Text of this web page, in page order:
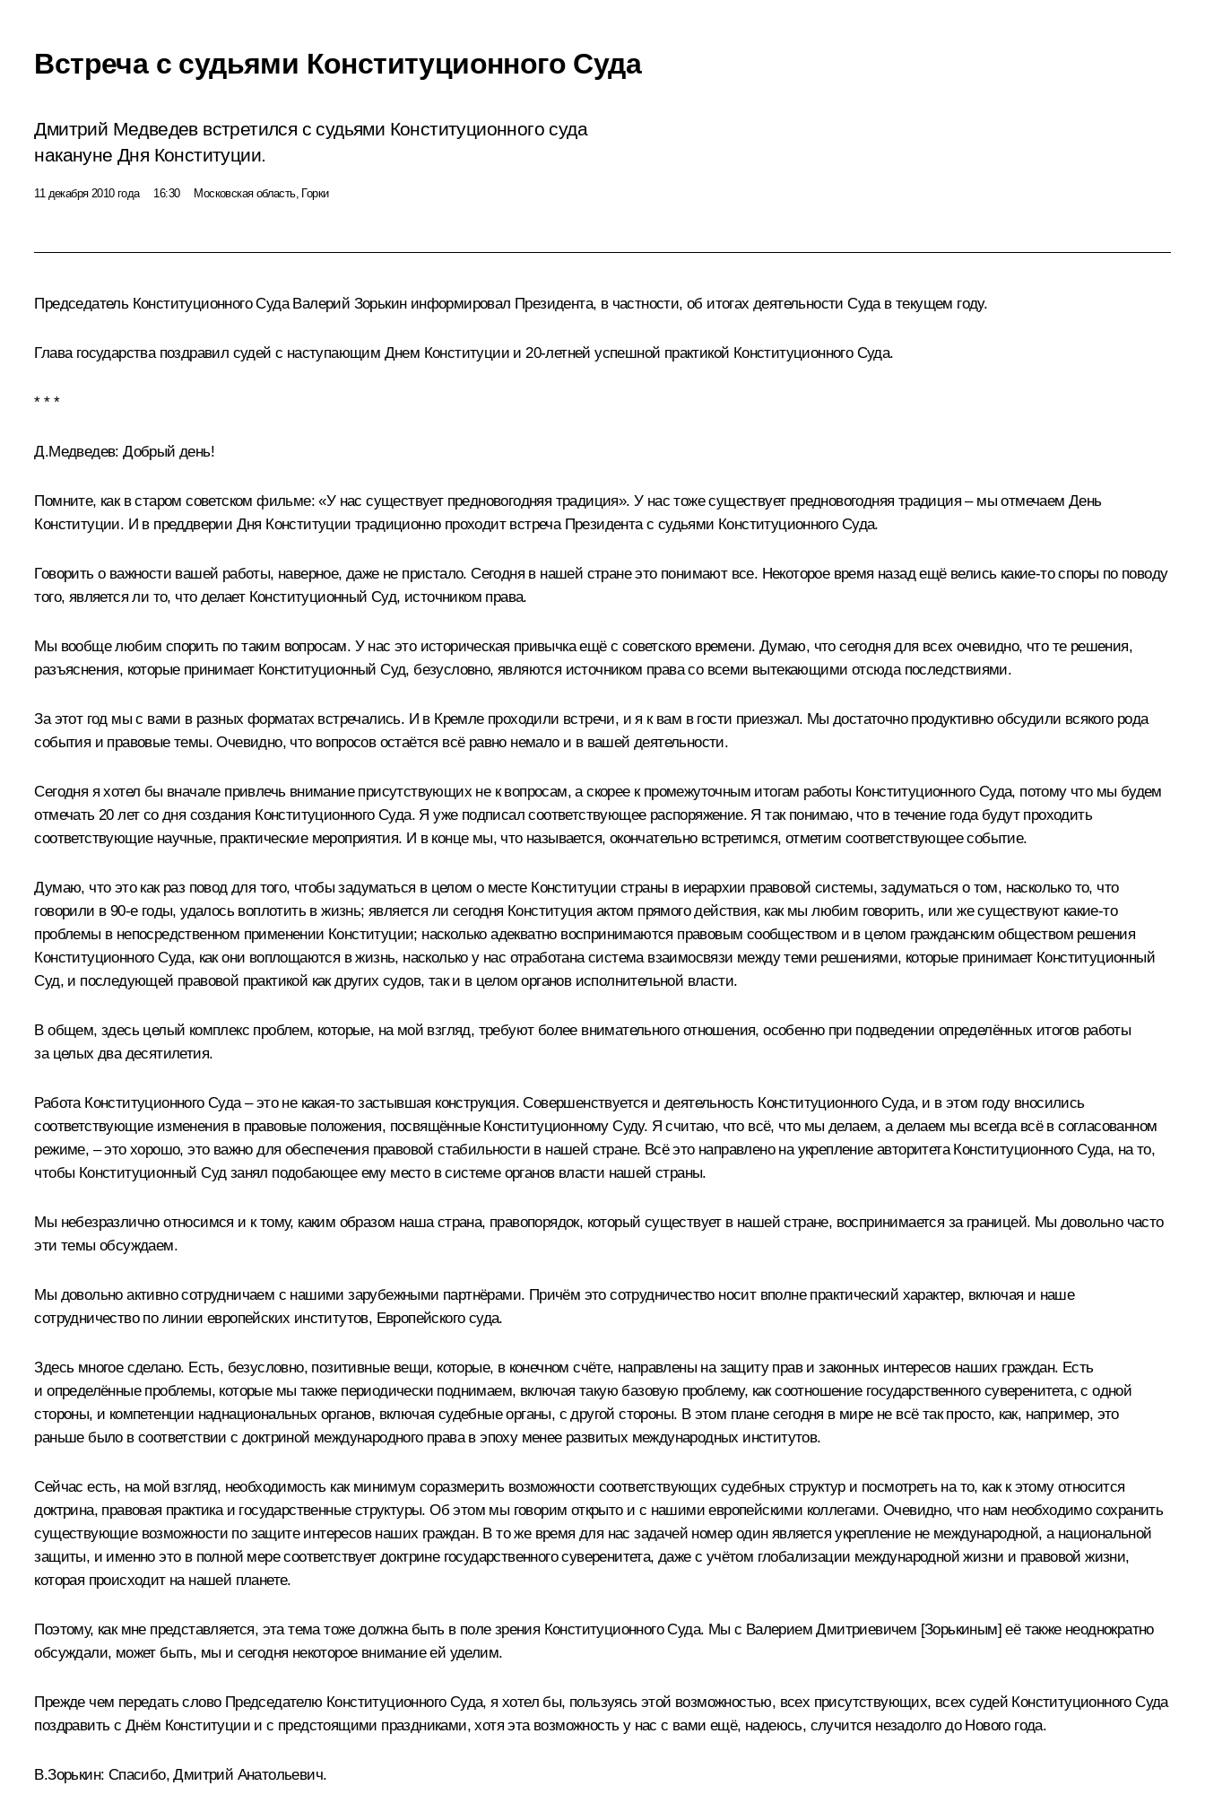
Встреча с судьями Конституционного Суда
Дмитрий Медведев встретился с судьями Конституционного суда
накануне Дня Конституции.
11 декабря 2010 года 16:30 Московская область, Горки
Председатель Конституционного Суда Валерий Зорькининформировал Президента, в частности, об итогах деятельности Суда в текущем году.
Глава государства поздравил судей с наступающим Днем Конституции и 20-летней успешной практикой Конституционного Суда.
* * *
Д.Медведев: Добрый день!
Помните, как в старом советском фильме: «У нас существует предновогодняя традиция». У нас тоже существует предновогодняя традиция – мы отмечаем День
Конституции. И в преддверии Дня Конституции традиционно проходит встреча Президента с судьями Конституционного Суда.
Говорить о важности вашей работы, наверное, даже не пристало. Сегодня в нашей стране это понимают все. Некоторое время назад ещё велись какие‑то споры по поводу
того, является ли то, что делает Конституционный Суд, источником права.
Мы вообще любим спорить по таким вопросам. У нас это историческая привычка ещё с советского времени. Думаю, что сегодня для всех очевидно, что те решения,
разъяснения, которые принимает Конституционный Суд, безусловно, являются источником права со всеми вытекающими отсюда последствиями.
За этот год мы с вами в разных форматах встречались. И в Кремле проходили встречи, и я к вам в гости приезжал. Мы достаточно продуктивно обсудили всякого рода
события и правовые темы. Очевидно, что вопросов остаётся всё равно немало и в вашей деятельности.
Сегодня я хотел бы вначале привлечь внимание присутствующих не к вопросам, а скорее к промежуточным итогам работы Конституционного Суда, потому что мы будем
отмечать 20 лет со дня создания Конституционного Суда. Я уже подписал соответствующее распоряжение. Я так понимаю, что в течение года будут проходить
соответствующие научные, практические мероприятия. И в конце мы, что называется, окончательно встретимся, отметим соответствующее событие.
Думаю, что это как раз повод для того, чтобы задуматься в целом о месте Конституции страны в иерархии правовой системы, задуматься о том, насколько то, что
говорили в 90-е годы, удалось воплотить в жизнь; является ли сегодня Конституция актом прямого действия, как мы любим говорить, или же существуют какие‑то
проблемы в непосредственном применении Конституции; насколько адекватно воспринимаются правовым сообществом и в целом гражданским обществом решения
Конституционного Суда, как они воплощаются в жизнь, насколько у нас отработана система взаимосвязи между теми решениями, которые принимает Конституционный
Суд, и последующей правовой практикой как других судов, так и в целом органов исполнительной власти.
В общем, здесь целый комплекс проблем, которые, на мой взгляд, требуют более внимательного отношения, особенно при подведении определённых итогов работы
за целых два десятилетия.
Работа Конституционного Суда – это не какая‑то застывшая конструкция. Совершенствуется и деятельность Конституционного Суда, и в этом году вносились
соответствующие изменения в правовые положения, посвящённые Конституционному Суду. Я считаю, что всё, что мы делаем, а делаем мы всегда всё в согласованном
режиме, – это хорошо, это важно для обеспечения правовой стабильности в нашей стране. Всё это направлено на укрепление авторитета Конституционного Суда, на то,
чтобы Конституционный Суд занял подобающее ему место в системе органов власти нашей страны.
Мы небезразлично относимся и к тому, каким образом наша страна, правопорядок, который существует в нашей стране, воспринимается за границей. Мы довольно часто
эти темы обсуждаем.
Мы довольно активно сотрудничаем с нашими зарубежными партнёрами. Причём это сотрудничество носит вполне практический характер, включая и наше
сотрудничество по линии европейских институтов, Европейского суда.
Здесь многое сделано. Есть, безусловно, позитивные вещи, которые, в конечном счёте, направлены на защиту прав и законных интересов наших граждан. Есть
и определённые проблемы, которые мы также периодически поднимаем, включая такую базовую проблему, как соотношение государственного суверенитета, с одной
стороны, и компетенции наднациональных органов, включая судебные органы, с другой стороны. В этом плане сегодня в мире не всё так просто, как, например, это
раньше было в соответствии с доктриной международного права в эпоху менее развитых международных институтов.
Сейчас есть, на мой взгляд, необходимость как минимум соразмерить возможности соответствующих судебных структур и посмотреть на то, как к этому относится
доктрина, правовая практика и государственные структуры. Об этом мы говорим открыто и с нашими европейскими коллегами. Очевидно, что нам необходимо сохранить
существующие возможности по защите интересов наших граждан. В то же время для нас задачей номер один является укрепление не международной, а национальной
защиты, и именно это в полной мере соответствует доктрине государственного суверенитета, даже с учётом глобализации международной жизни и правовой жизни,
которая происходит на нашей планете.
Поэтому, как мне представляется, эта тема тоже должна быть в поле зрения Конституционного Суда. Мы с Валерием Дмитриевичем [Зорькиным] её также неоднократно
обсуждали, может быть, мы и сегодня некоторое внимание ей уделим.
Прежде чем передать слово Председателю Конституционного Суда, я хотел бы, пользуясь этой возможностью, всех присутствующих, всех судей Конституционного Суда
поздравить с Днём Конституции и с предстоящими праздниками, хотя эта возможность у нас с вами ещё, надеюсь, случится незадолго до Нового года.
В.Зорькин: Спасибо, Дмитрий Анатольевич.